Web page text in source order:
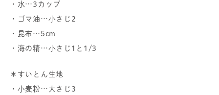
・水…3カップ
・ゴマ油…小さじ2
・昆布…5cm
・海の精…小さじ1と1/3
＊すいとん生地
・小麦粉…大さじ3